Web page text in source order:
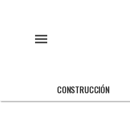
CONSTRUCCIÓN